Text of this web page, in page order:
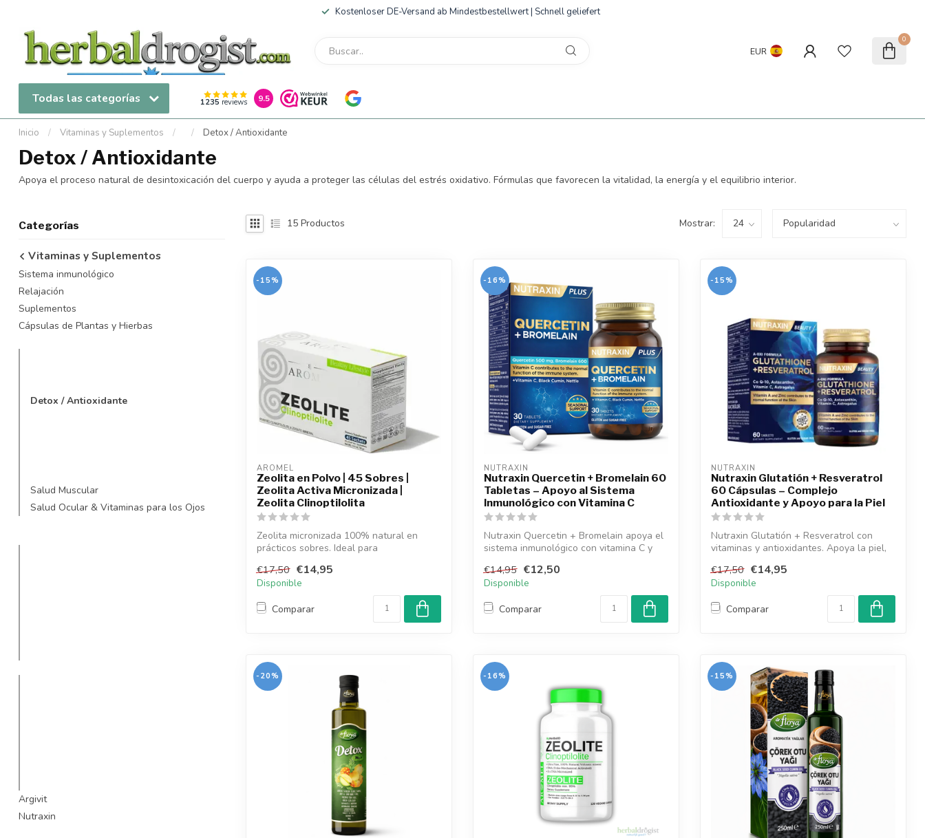
Kostenloser DE-Versand ab Mindestbestellwert | Schnell geliefert
EUR
0
Todas las categorías 1235 reviews 9.5
Inicio / Vitaminas y Suplementos / / Detox / Antioxidante
Detox / Antioxidante
Apoya el proceso natural de desintoxicación del cuerpo y ayuda a proteger las células del estrés oxidativo. Fórmulas que favorecen la vitalidad, la energía y el equilibrio interior.
Categorías
Vitaminas y Suplementos
Sistema inmunológico
Relajación
Suplementos
Cápsulas de Plantas y Hierbas
Detox / Antioxidante
Salud Muscular
Salud Ocular & Vitaminas para los Ojos
Argivit
Nutraxin
15 Productos Mostrar:
-15%
AROMEL
Zeolita en Polvo | 45 Sobres |
Zeolita Activa Micronizada |
Zeolita Clinoptilolita
Zeolita micronizada 100% natural en
prácticos sobres. Ideal para
€17,50 €14,95
Disponible
Comparar
-16%
NUTRAXIN
Nutraxin Quercetin + Bromelain 60
Tabletas – Apoyo al Sistema
Inmunológico con Vitamina C
Nutraxin Quercetin + Bromelain apoya el
sistema inmunológico con vitamina C y
€14,95 €12,50
Disponible
Comparar
-15%
NUTRAXIN
Nutraxin Glutatión + Resveratrol
60 Cápsulas – Complejo
Antioxidante y Apoyo para la Piel
Nutraxin Glutatión + Resveratrol con
vitaminas y antioxidantes. Apoya la piel,
€17,50 €14,95
Disponible
Comparar
-20% -16% -15%